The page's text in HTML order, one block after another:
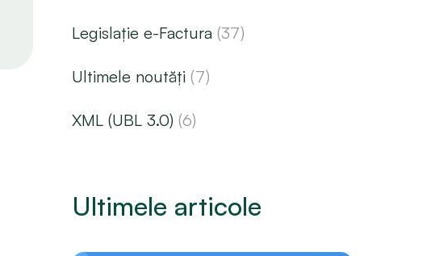
Legislație e-Factura (37)
Ultimele noutăți (7)
XML (UBL 3.0) (6)
Ultimele articole